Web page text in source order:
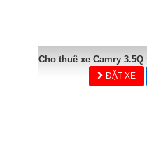
Cho thuê xe Camry
ĐẶT XE